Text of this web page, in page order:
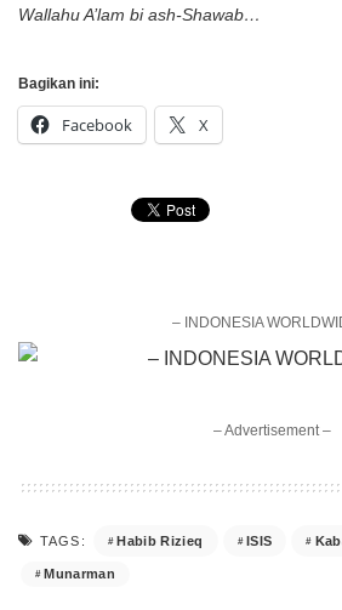
Wallahu A’lam bi ash-Shawab…
Bagikan ini:
Facebook X
– INDONESIA
– Advertisement –
TAGS: Habib Rizieq ISIS
Munarman